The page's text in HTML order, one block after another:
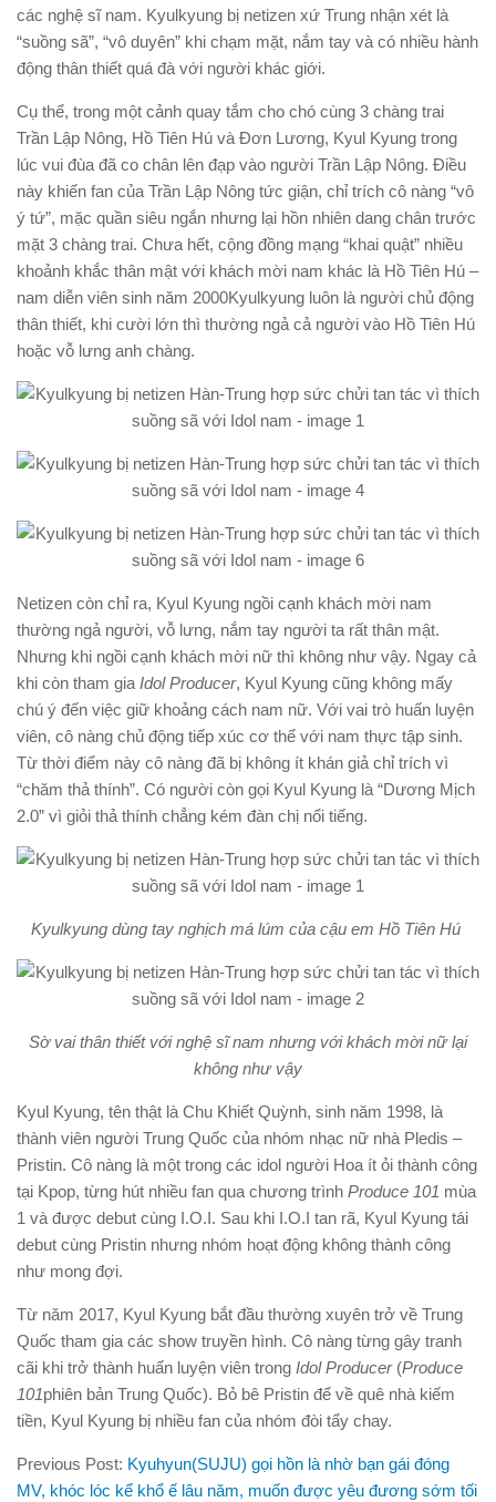
các nghệ sĩ nam. Kyulkyung bị netizen xứ Trung nhận xét là
“suồng sã”, “vô duyên” khi chạm mặt, nắm tay và có nhiều hành
động thân thiết quá đà với người khác giới.
Cụ thể, trong một cảnh quay tắm cho chó cùng 3 chàng trai
Trần Lập Nông, Hồ Tiên Hú và Đơn Lương, Kyul Kyung trong
lúc vui đùa đã co chân lên đạp vào người Trần Lập Nông. Điều
này khiến fan của Trần Lập Nông tức giận, chỉ trích cô nàng “vô
ý tứ”, mặc quần siêu ngắn nhưng lại hồn nhiên dang chân trước
mặt 3 chàng trai. Chưa hết, cộng đồng mạng “khai quật” nhiều
khoảnh khắc thân mật với khách mời nam khác là Hồ Tiên Hú –
nam diễn viên sinh năm 2000Kyulkyung luôn là người chủ động
thân thiết, khi cười lớn thì thường ngả cả người vào Hồ Tiên Hú
hoặc vỗ lưng anh chàng.
Netizen còn chỉ ra, Kyul Kyung ngồi cạnh khách mời nam
thường ngả người, vỗ lưng, nắm tay người ta rất thân mật.
Nhưng khi ngồi cạnh khách mời nữ thì không như vậy. Ngay cả
khi còn tham gia Idol Producer, Kyul Kyung cũng không mấy
chú ý đến việc giữ khoảng cách nam nữ. Với vai trò huấn luyện
viên, cô nàng chủ động tiếp xúc cơ thể với nam thực tập sinh.
Từ thời điểm này cô nàng đã bị không ít khán giả chỉ trích vì
“chăm thả thính”. Có người còn gọi Kyul Kyung là “Dương Mịch
2.0” vì giỏi thả thính chẳng kém đàn chị nổi tiếng.
Kyulkyung dùng tay nghịch má lúm của cậu em Hồ Tiên Hú
Sờ vai thân thiết với nghệ sĩ nam nhưng với khách mời nữ lại
không như vậy
Kyul Kyung, tên thật là Chu Khiết Quỳnh, sinh năm 1998, là
thành viên người Trung Quốc của nhóm nhạc nữ nhà Pledis –
Pristin. Cô nàng là một trong các idol người Hoa ít ỏi thành công
tại Kpop, từng hút nhiều fan qua chương trình Produce 101 mùa
1 và được debut cùng I.O.I. Sau khi I.O.I tan rã, Kyul Kyung tái
debut cùng Pristin nhưng nhóm hoạt động không thành công
như mong đợi.
Từ năm 2017, Kyul Kyung bắt đầu thường xuyên trở về Trung
Quốc tham gia các show truyền hình. Cô nàng từng gây tranh
cãi khi trở thành huấn luyện viên trong Idol Producer(Produce
101phiên bản Trung Quốc). Bỏ bê Pristin để về quê nhà kiếm
tiền, Kyul Kyung bị nhiều fan của nhóm đòi tẩy chay.
Previous Post: Kyuhyun(SUJU) gọi hồn là nhờ bạn gái đóng
MV, khóc lóc kể khổ ế lâu năm, muốn được yêu đương sớm tối